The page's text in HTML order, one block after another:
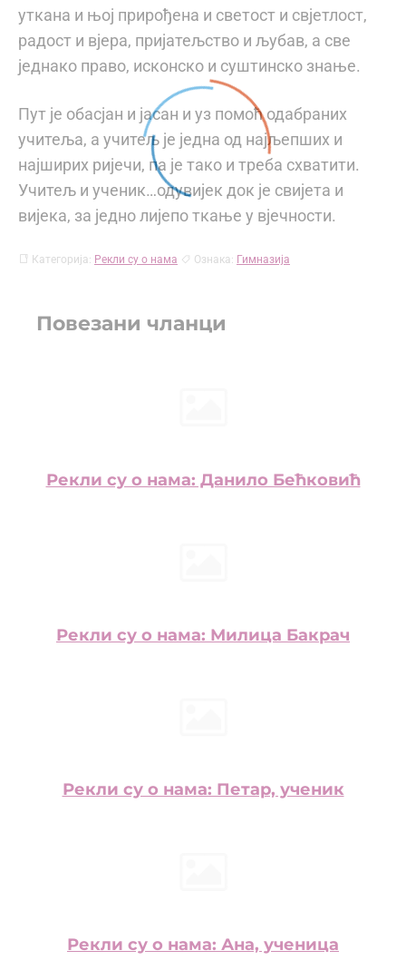
уткана и њој прирођена и светост и свјетлост,
радост и вјера, пријатељство и љубав, а све
једнако право, исконско и суштинско знање.
Пут је обасјан и јасан и уз помоћ одабраних
учитеља, а учитељ је једна од најљепших и
најширих ријечи, па је тако и треба схватити.
Учитељ и ученик…одувијек док је свијета и
вијека, за једно лијепо ткање у вјечности.
Категорија: Рекли су о нама Ознака: Гимназија
Повезани чланци
Рекли су о нама: Данило Бећковић
Рекли су о нама: Милица Бакрач
Рекли су о нама: Петар, ученик
Рекли су о нама: Ана, ученица